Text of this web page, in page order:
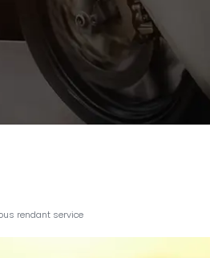
rendant service